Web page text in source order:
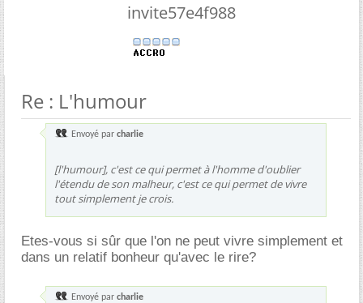
invite57e4f988
Re : L'humour
Envoyé par charlie
[l'humour], c'est ce qui permet à l'homme d'oublier
l'étendu de son malheur, c'est ce qui permet de vivre
tout simplement je crois.
Etes-vous si sûr que l'on ne peut vivre simplement et
dans un relatif bonheur qu'avec le rire?
Envoyé par charlie